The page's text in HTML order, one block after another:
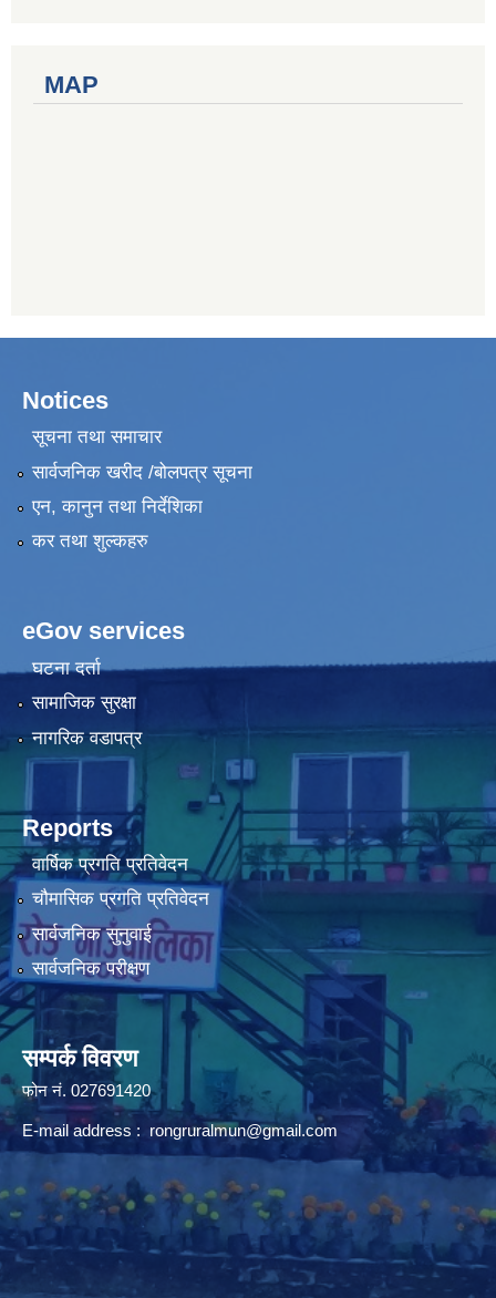
MAP
Notices
सूचना तथा समाचार
सार्वजनिक खरीद /बोलपत्र सूचना
एन, कानुन तथा निर्देशिका
कर तथा शुल्कहरु
eGov services
घटना दर्ता
सामाजिक सुरक्षा
नागरिक वडापत्र
Reports
वार्षिक प्रगति प्रतिवेदन
चौमासिक प्रगति प्रतिवेदन
सार्वजनिक सुनुवाई
सार्वजनिक परीक्षण
सम्पर्क विवरण
फोन न‌ं. 027691420
E-mail address : rongruralmun@gmail.com